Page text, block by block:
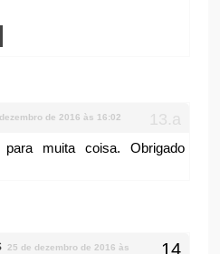
de 2016 às 16:02
muita coisa. Obrigado
25 de dezembro de 2016 às